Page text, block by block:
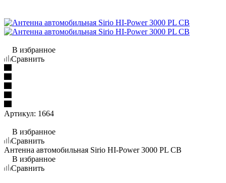
В избранное
Сравнить
Артикул: 1664
В избранное
Сравнить
Антенна автомобильная Sirio HI-Power 3000 PL CB
В избранное
Сравнить